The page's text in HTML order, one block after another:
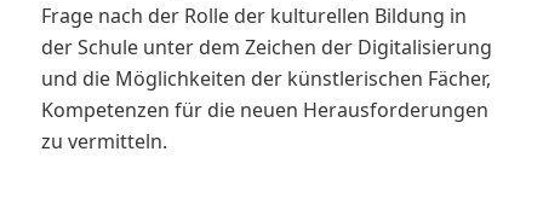
Frage nach der Rolle der kulturellen Bildung in
der Schule unter dem Zeichen der Digitalisierung
und die Möglichkeiten der künstlerischen Fächer,
Kompetenzen für die neuen Herausforderungen
zu vermitteln.